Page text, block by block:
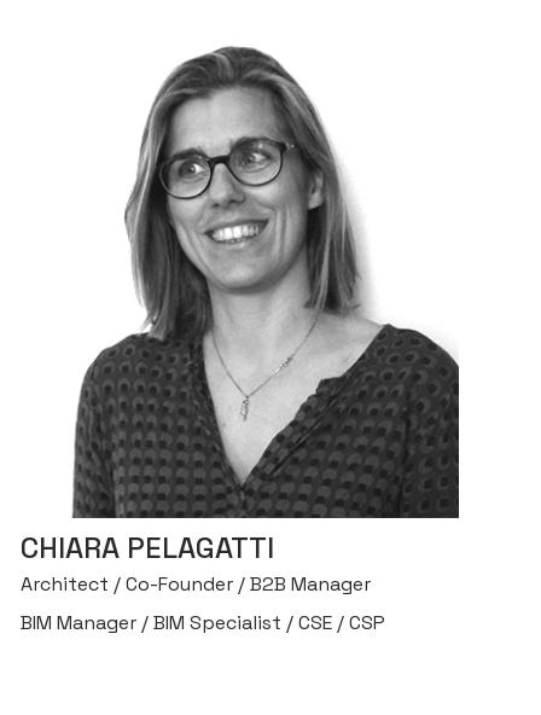
CHIARA PELAGATTI
Architect / Co-Founder / B2B Manager
BIM Manager / BIM Specialist / CSE / CSP